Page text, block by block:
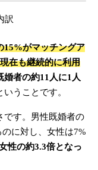
15%がマッチングア
在も継続的に利用
婚者の約11人に1人
いうことです。
です。男性既婚者の
に対し、女性は7%
性の約3.3倍となっ